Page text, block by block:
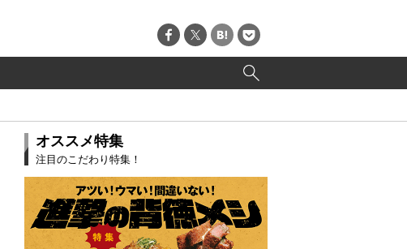
オススメ特集
注目のこだわり特集！